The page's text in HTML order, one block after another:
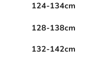
124-134cm
128-138cm
132-142cm